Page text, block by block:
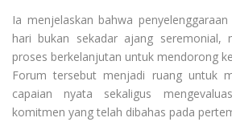
Ia menjelaskan bahwa
hari bukan sekadar ajang seremonial,
proses berkelanjutan untuk mendorong
Forum tersebut menjadi ruang untuk
capaian nyata sekaligus
komitmen yang telah dibahas pada